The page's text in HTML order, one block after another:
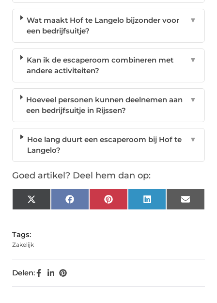
Wat maakt Hof te Langelo bijzonder voor
een bedrijfsuitje?
▼
Kan ik de escaperoom combineren met
andere activiteiten?
▼
Hoeveel personen kunnen deelnemen aan
een bedrijfsuitje in Rijssen?
▼
Hoe lang duurt een escaperoom bij Hof te
Langelo?
▼
Goed artikel? Deel hem dan op:
X
(Twitter)
FacebookPinterest LinkedIn Email
Tags:
Zakelijk
Delen: